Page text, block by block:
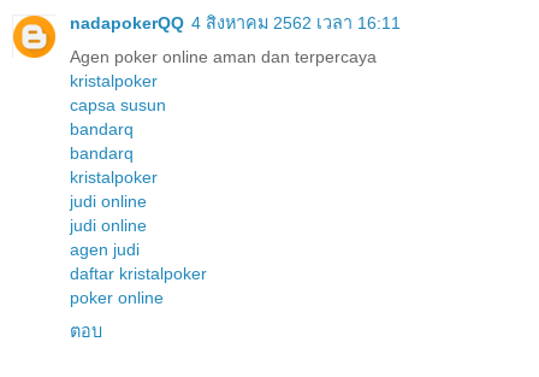
nadapokerQQ 4 สิงหาคม 2562 เวลา 16:11
Agen poker online aman dan terpercaya
kristalpoker
capsa susun
bandarq
bandarq
kristalpoker
judi online
judi online
agen judi
daftar kristalpoker
poker online
ตอบ